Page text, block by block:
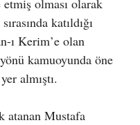
olması olarak
katıldığı
ı Kerim’e olan
kamuoyunda öne
almıştı.
atanan Mustafa